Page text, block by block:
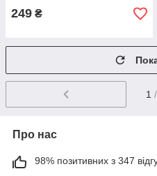
249 ₴
1
Про нас
98% позитивних з 347